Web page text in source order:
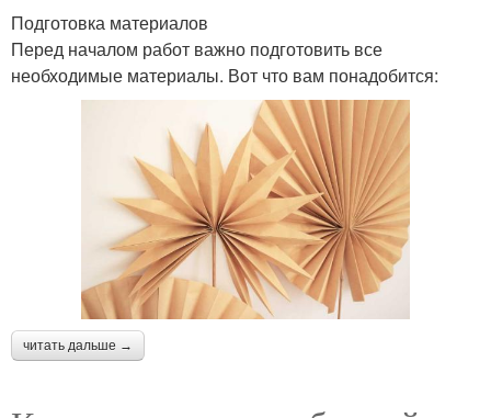
Подготовка материалов
Перед началом работ важно подготовить все
необходимые материалы. Вот что вам понадобится:
читать дальше →